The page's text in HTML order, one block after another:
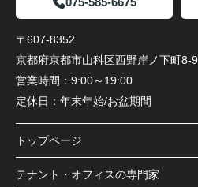
〒607-8352
京都府京都市山科区西野岸ノ下町8-9
営業時間： 9:00～19:00
定休日： 年末年始/お盆期間
トップページ
テナント・オフィスの専門家